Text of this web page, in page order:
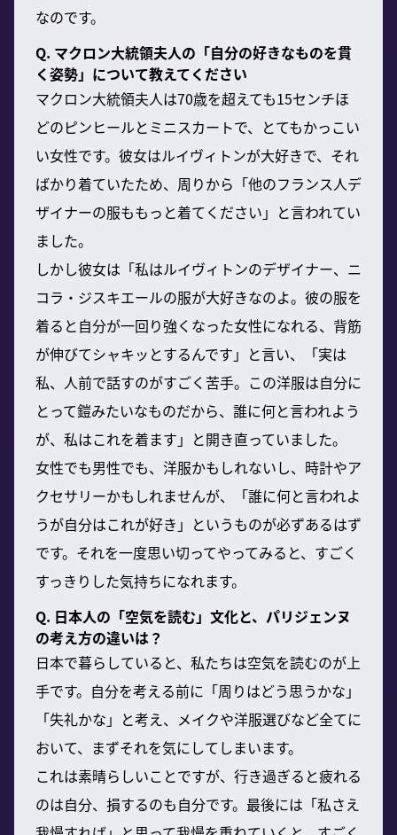
なのです。
Q. マクロン大統領夫人の「自分の好きなものを貫
く姿勢」について教えてください
マクロン大統領夫人は70歳を超えても15センチほ
どのピンヒールとミニスカートで、とてもかっこい
い女性です。彼女はルイヴィトンが大好きで、それ
ばかり着ていたため、周りから「他のフランス人デ
ザイナーの服ももっと着てください」と言われてい
ました。
しかし彼女は「私はルイヴィトンのデザイナー、ニ
コラ・ジスキエールの服が大好きなのよ。彼の服を
着ると自分が一回り強くなった女性になれる、背筋
が伸びてシャキッとするんです」と言い、「実は
私、人前で話すのがすごく苦手。この洋服は自分に
とって鎧みたいなものだから、誰に何と言われよう
が、私はこれを着ます」と開き直っていました。
女性でも男性でも、洋服かもしれないし、時計やア
クセサリーかもしれませんが、「誰に何と言われよ
うが自分はこれが好き」というものが必ずあるはず
です。それを一度思い切ってやってみると、すごく
すっきりした気持ちになれます。
Q. 日本人の「空気を読む」文化と、パリジェンヌ
の考え方の違いは？
日本で暮らしていると、私たちは空気を読むのが上
手です。自分を考える前に「周りはどう思うかな」
「失礼かな」と考え、メイクや洋服選びなど全てに
おいて、まずそれを気にしてしまいます。
これは素晴らしいことですが、行き過ぎると疲れる
のは自分、損するのも自分です。最後には「私さえ